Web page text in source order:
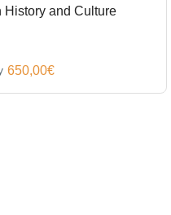
History and Culture
650,00€